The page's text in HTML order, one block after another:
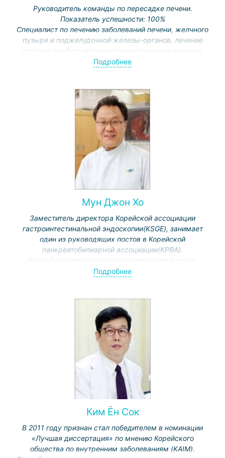
Руководитель команды по пересадке печени.
Показатель успешности: 100%
Специалист по лечению заболеваний печени, желчного
пузыря и поджелудочной железы-органов, лечение
которых требует искусных хирургических навыков.
Прошел стажировки в Японии, Германии, Франции,
Панкреато-Билиарной Ассоциации (IHPBA), в 2010 году
получил награду Корейской ассоциации клинических
онкологов в номинации «Лучшая диссертация».
Автор учебных пособий по хирургии и клинической
хирургии, соавтор «Атласа хирургических операций».
Подробнее
Мун Джон Хо
Заместитель директора Корейской ассоциации
гастроинтестинальной эндоскопии(KSGE), занимает
один из руководящих постов в Корейской
панкреатобилиарной ассоциации(КРBA).
Разрабатывает новые эндоскопические методы
лечения и диагностики, которые используются при
Специализация: эндоскопическое диагностирование и
лечение заболеваний поджелудочной железы,
желчного пузыря и желчных протоков,
гастроэнтерологические заболевания.
Подробнее
Ким Ён Сок
В 2011 году признан стал победителем в номинации
«Лучшая диссертация» по мнению Корейского
общества по внутренним заболеваниям (KAIM).